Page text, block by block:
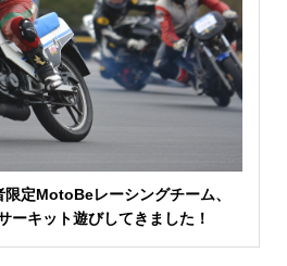
定MotoBeレーシングチーム、
ーキット遊びしてきました！